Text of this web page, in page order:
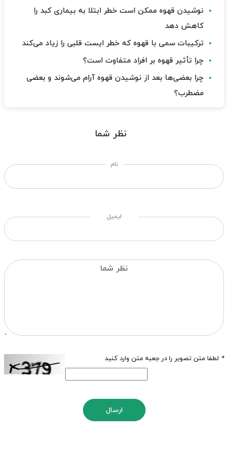
نوشیدن قهوه ممکن است خطر ابتلا به بیماری کبد را
کاهش دهد
ترکیبات سمی با قهوه که خطر ایست قلبی را زیاد می‌کند
چرا تأثیر قهوه بر افراد متفاوت است؟
چرا بعضی‌ها بعد از نوشیدن قهوه آرام می‌شوند و بعضی
مضطرب؟
نظر شما
نام
ایمیل
* لطفا متن تصویر را در جعبه متن وارد کنید
ارسال